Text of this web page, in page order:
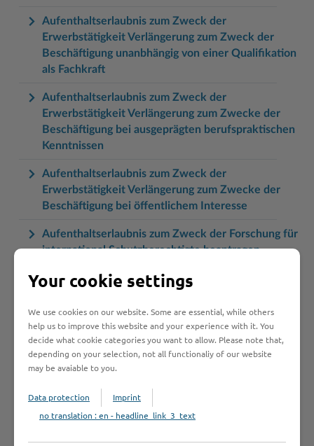
Aufenthaltserlaubnis zum Zweck der
Erwerbstätigkeit Verlängerung zum Zweck der
Beschäftigung unanbhängig von einer Qualifikation
als Fachkraft
Aufenthaltserlaubnis zum Zweck der
Erwerbstätigkeit Verlängerung zum Zwecke der
Beschäftigung bei ausgeprägten berufspraktischen
Kenntnissen
Aufenthaltserlaubnis zum Zweck der
Erwerbstätigkeit Verlängerung zum Zwecke der
Beschäftigung bei öffentlichem Interesse
Aufenthaltserlaubnis zum Zweck der Forschung für
international Schutzberechtigte beantragen
Aufenthaltserlaubnis zum Zweck der Forschung
Aufenthaltserlaubnis zum Zweck der selbständigen
Tätigkeit beantragen
Aufenthaltserlaubnis zum Zweck der
Aufenthaltserlaubnis zum Zwecke der schulischen
Your cookie settings
We use cookies on our website. Some are essential, while others
help us to improve this website and your experience with it. You
decide what cookie categories you want to allow. Please note that,
depending on your selection, not all functionaliy of our website
may be avaiable to you.
Data protection
Imprint
no translation : en - headline_link_3_text